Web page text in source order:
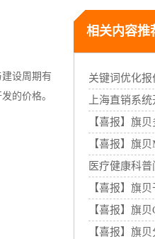
赋能线下门店，线上线下一
设周期有
的价格。
相关内容推
关键词优化报
医疗健康科